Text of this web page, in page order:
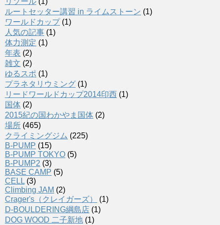
ルートセッター講習 in ライムストーン (1)
ワールドカップ(1)
人気の記事 (1)
体力測定 (1)
年表 (2)
雑文 (2)
ゆるスポ (1)
プラネタリウミング (1)
リードワールドカップ2014印西 (1)
国体 (2)
2015紀の国わかやま国体 (2)
場所 (465)
クライミングジム (225)
B-PUMP (15)
B-PUMP TOKYO (5)
B-PUMP2 (3)
BASE CAMP (5)
CELL (3)
Climbing JAM (2)
Crager's（クレイガーズ）
(1)
D-BOULDERING綱島店 (1)
DOG WOOD 二子新地 (1)